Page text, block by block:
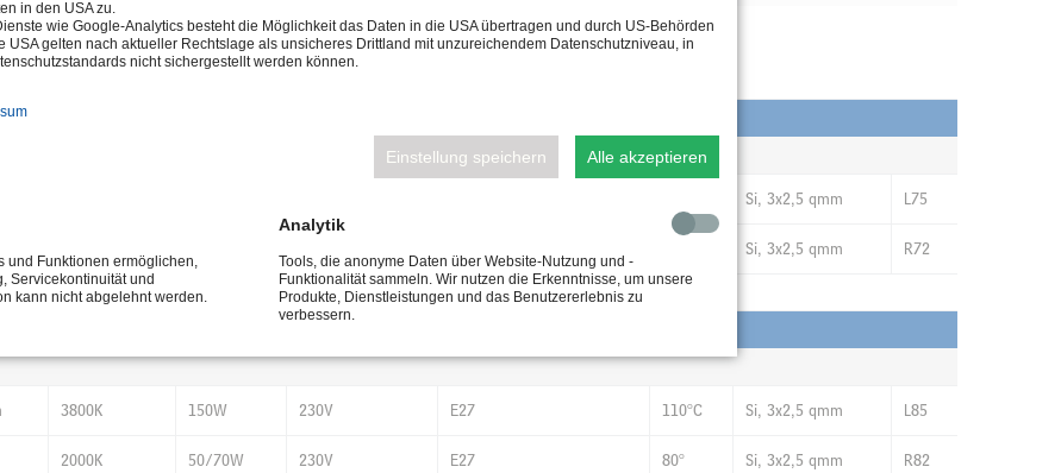
FASSUNG
Si, 3x2,5 qmm L75
Si, 3x2,5 qmm R72
3800K 150W 230V E27 110°C Si, 3x2,5 qmm L85
2000K 50/70W 230V E27 80° Si, 3x2,5 qmm R82
in den USA zu.
wie Google-Analytics besteht die Möglichkeit das Daten in die USA übertragen und durch US-Behörden
USA gelten nach aktueller Rechtslage als unsicheres Drittland mit unzureichendem Datenschutzniveau, in
nicht sichergestellt werden können.
Einstellung speichern Alle akzeptieren
und Funktionen ermöglichen,
Servicekontinuität und
kann nicht abgelehnt werden.
Analytik
Tools, die anonyme Daten über Website-Nutzung und -
Funktionalität sammeln. Wir nutzen die Erkenntnisse, um unsere
Produkte, Dienstleistungen und das Benutzererlebnis zu
verbessern.